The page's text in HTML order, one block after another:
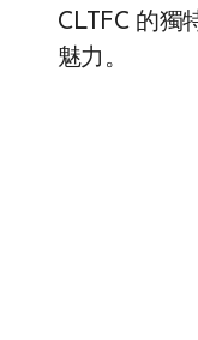
CLTFC 的獨
魅力。